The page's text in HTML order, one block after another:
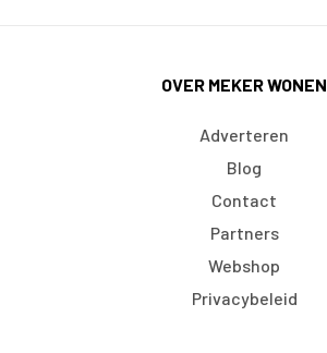
OVER MEKER WONEN
Adverteren
Blog
Contact
Partners
Webshop
Privacybeleid